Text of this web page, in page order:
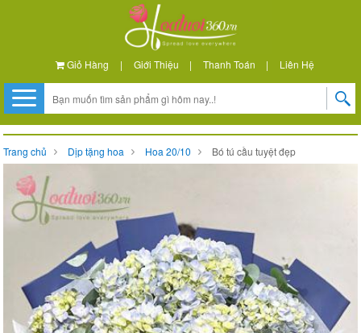
Giỏ Hàng | Giới Thiệu | Thanh Toán | Liên Hệ
Trang chủ Dịp tặng hoa Hoa 20/10 Bó tú cầu tuyệt đẹp